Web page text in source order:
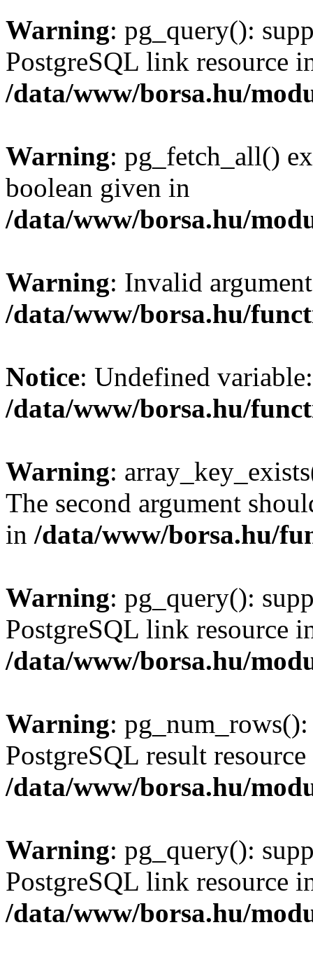
Warning: pg_query():
PostgreSQL link resource
/data/www/borsa.hu/
Warning: pg_fetch_all()
boolean given in
/data/www/borsa.hu/
Warning: Invalid
/data/www/borsa.hu/
Notice: Undefined
/data/www/borsa.hu/
Warning:
The second argument
in /data/www/borsa.hu/
Warning: pg_query():
PostgreSQL link resource
/data/www/borsa.hu/
Warning:
PostgreSQL result
/data/www/borsa.hu/
Warning: pg_query():
PostgreSQL link resource
/data/www/borsa.hu/